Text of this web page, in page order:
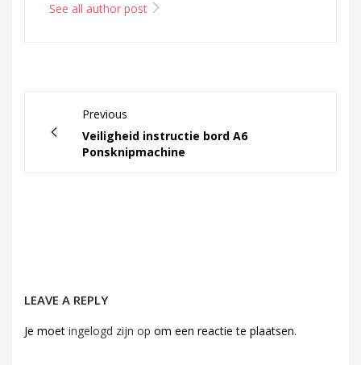
See all author post
Previous
Veiligheid instructie bord A6
Ponsknipmachine
LEAVE A REPLY
Je moet ingelogd zijn op om een reactie te plaatsen.